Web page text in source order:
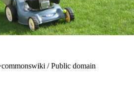
/ Public domain